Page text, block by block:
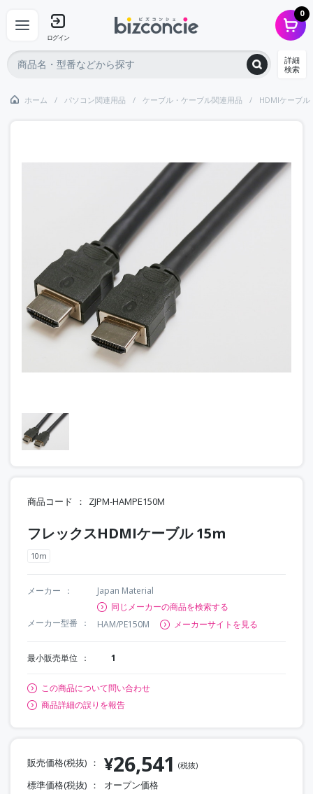
ログイン
0
詳細
検索
ホーム パソコン関連用品 ケーブル・ケーブル関連用品 HDMIケーブル
商品コード ZJPM-HAMPE150M
フレックスHDMIケーブル 15m
10m
メーカー
Japan Material
同じメーカーの商品を検索する
メーカー型番
HAM/PE150M メーカーサイトを見る
最小販売単位 1
この商品について問い合わせ
商品詳細の誤りを報告
販売価格(税抜) ¥26,541 (税抜)
標準価格(税抜) オープン価格